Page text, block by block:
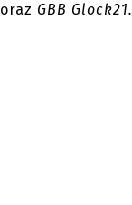
oraz GBB Glock21.